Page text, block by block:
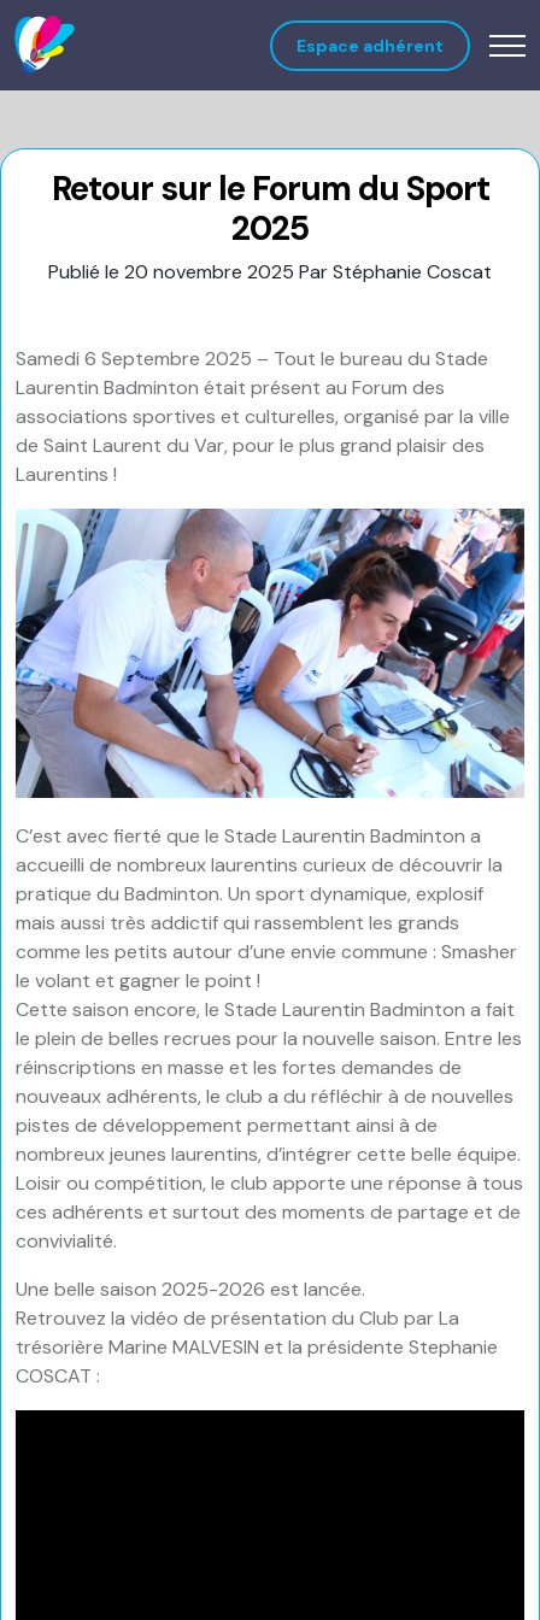
Espace adhérent
Retour sur le Forum du Sport
2025
Publié le 20 novembre 2025 Par Stéphanie Coscat
Samedi 6 Septembre 2025 – Tout le bureau du Stade
Laurentin Badminton était présent au Forum des
associations sportives et culturelles, organisé par la ville
de Saint Laurent du Var, pour le plus grand plaisir des
Laurentins !
C’est avec fierté que le Stade Laurentin Badminton a
accueilli de nombreux laurentins curieux de découvrir la
pratique du Badminton. Un sport dynamique, explosif
mais aussi très addictif qui rassemblent les grands
comme les petits autour d’une envie commune : Smasher
le volant et gagner le point !
Cette saison encore, le Stade Laurentin Badminton a fait
le plein de belles recrues pour la nouvelle saison. Entre les
réinscriptions en masse et les fortes demandes de
nouveaux adhérents, le club a du réfléchir à de nouvelles
pistes de développement permettant ainsi à de
nombreux jeunes laurentins, d’intégrer cette belle équipe.
Loisir ou compétition, le club apporte une réponse à tous
ces adhérents et surtout des moments de partage et de
convivialité.
Une belle saison 2025-2026 est lancée.
Retrouvez la vidéo de présentation du Club par La
trésorière Marine MALVESIN et la présidente Stephanie
COSCAT :